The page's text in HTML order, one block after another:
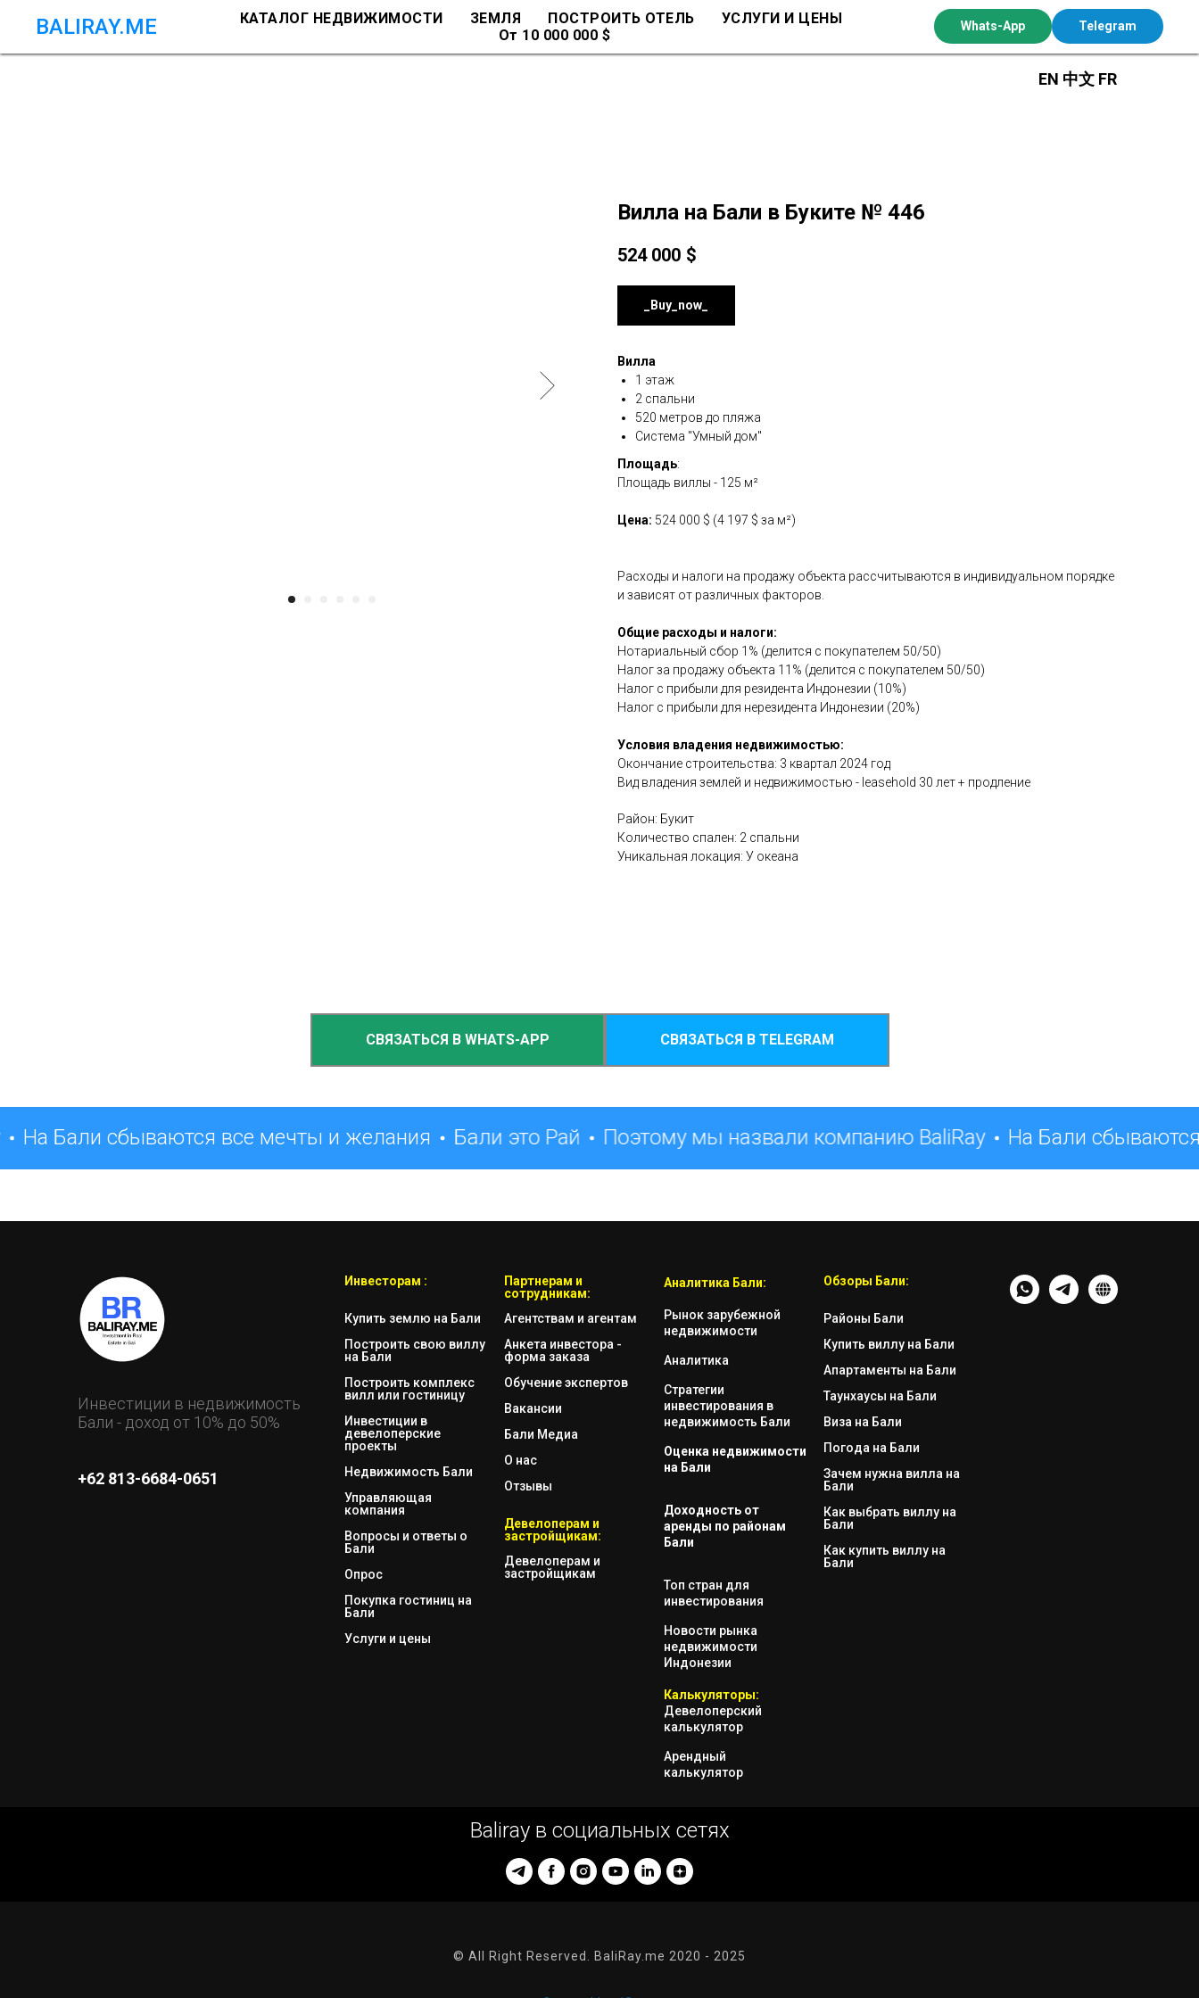
BALIRAY.ME КАТАЛОГ НЕДВИЖИМОСТИ ЗЕМЛЯ ПОСТРОИТЬ ОТЕЛЬ
УСЛУГИ И ЦЕНЫ
От 10 000 000 $
Whats-App Telegram
EN 中文 FR
Вилла на Бали в Буките № 446
524 000 $
_Buy_now_
Вилла
1 этаж
2 спальни
520 метров до пляжа
Система "Умный дом"
Площадь:
Площадь виллы - 125 м²
Цена: 524 000 $ (4 197 $ за м²)
Расходы и налоги на продажу объекта рассчитываются в индивидуальном порядке
и зависят от различных факторов.
Общие расходы и налоги:
Нотариальный сбор 1% (делится с покупателем 50/50)
Налог за продажу объекта 11% (делится с покупателем 50/50)
Налог с прибыли для резидента Индонезии (10%)
Налог с прибыли для нерезидента Индонезии (20%)
Условия владения недвижимостью:
Окончание строительства: 3 квартал 2024 год
Вид владения землей и недвижимостью - leasehold 30 лет + продление
Район: Букит
Количество спален: 2 спальни
Уникальная локация: У океана
СВЯЗАТЬСЯ В WHATS-APP СВЯЗАТЬСЯ В TELEGRAM
На Бали сбываются все мечты и желания Бали это Рай Поэтому мы назвали компанию BaliRay На Бали
Инвестиции в недвижимость
Бали - доход от 10% до 50%
+62 813-6684-0651
Инвесторам :
Купить землю на Бали
Построить свою виллу
на Бали
Построить комплекс
вилл или гостиницу
Инвестиции в
девелоперские
проекты
Недвижимость Бали
Управляющая
компания
Вопросы и ответы о
Бали
Опрос
Покупка гостиниц на
Бали
Услуги и цены
Партнерам и
сотрудникам:
Агентствам и агентам
Анкета инвестора -
форма заказа
Обучение экспертов
Вакансии
Бали Медиа
О нас
Отзывы
Девелоперам и
застройщикам:
Девелоперам и
застройщикам
Аналитика Бали:
Рынок зарубежной
недвижимости
Аналитика
Стратегии
инвестирования в
недвижимость Бали
Оценка недвижимости
на Бали
Доходность от
аренды по районам
Бали
Топ стран для
инвестирования
Новости рынка
недвижимости
Индонезии
Калькуляторы:
Девелоперский
калькулятор
Арендный
калькулятор
Обзоры Бали:
Районы Бали
Купить виллу на Бали
Апартаменты на Бали
Таунхаусы на Бали
Виза на Бали
Погода на Бали
Зачем нужна вилла на
Бали
Как выбрать виллу на
Бали
Как купить виллу на
Бали
Baliray в социальных сетях
© All Right Reserved. BaliRay.me 2020 - 2025